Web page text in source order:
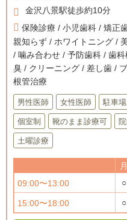
金沢八景駅徒歩約10分
保険診療 / 小児歯科 / 矯正
親知らず / ホワイトニング /
/ 噛み合わせ / 予防歯科 / 歯
臭 / クリーニング / 差し歯 /
根管治療
男性医師 女性医師 駐車場
個室制 靴のまま診療可
土曜診療
月
09:00〜13:00
○
15:00〜18:00 ○